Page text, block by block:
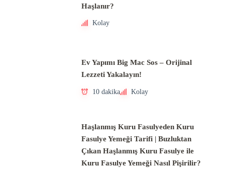
Haşlanır?
Kolay
Ev Yapımı Big Mac Sos – Orijinal
Lezzeti Yakalayın!
10 dakika Kolay
Haşlanmış Kuru Fasulyeden Kuru
Fasulye Yemeği Tarifi | Buzluktan
Çıkan Haşlanmış Kuru Fasulye ile
Kuru Fasulye Yemeği Nasıl Pişirilir?